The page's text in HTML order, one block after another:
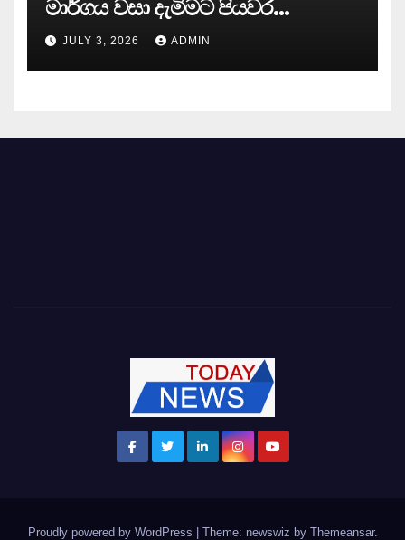
මාර්ගය වසා දැමිමට පියවර…
JULY 3, 2026 ADMIN
Proudly powered by WordPress | Theme: newswiz by Themeansar.